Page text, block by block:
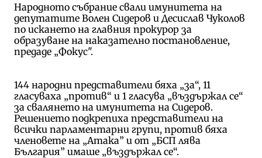
Народното събрание свали имунитета на
депутатите Волен Сидеров и Десислав Чуколов
по искането на главния прокурор за
образуване на наказателно постановление,
предаде „Фокус".
144 народни представители бяха „за“, 11
гласуваха „против“ и 1 гласува „въздържал се“
за свалянето на имунитета на Сидеров.
Решението подкрепиха представители на
всички парламентарни групи, против бяха
членовете на „Атака” и от „БСП лява
България” имаше „въздържал се“.